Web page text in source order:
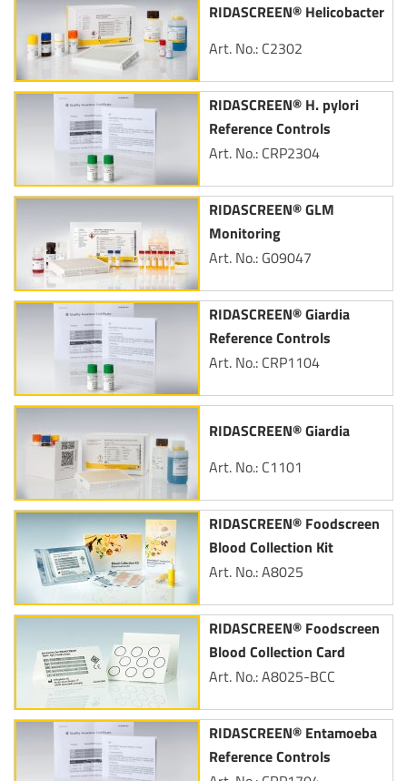
RIDASCREEN® Helicobacter
Art. No.: C2302
RIDASCREEN® H. pylori
Reference Controls
Art. No.: CRP2304
RIDASCREEN® GLM
Monitoring
Art. No.: G09047
RIDASCREEN® Giardia
Reference Controls
Art. No.: CRP1104
RIDASCREEN® Giardia
Art. No.: C1101
RIDASCREEN® Foodscreen
Blood Collection Kit
Art. No.: A8025
RIDASCREEN® Foodscreen
Blood Collection Card
Art. No.: A8025-BCC
RIDASCREEN® Entamoeba
Reference Controls